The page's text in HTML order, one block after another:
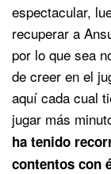
espectacular,
recuperar a
por lo que sea
de creer en el
aquí cada cual
jugar más
ha tenido
contentos con